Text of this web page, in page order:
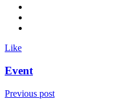
Like
Event
Previous post